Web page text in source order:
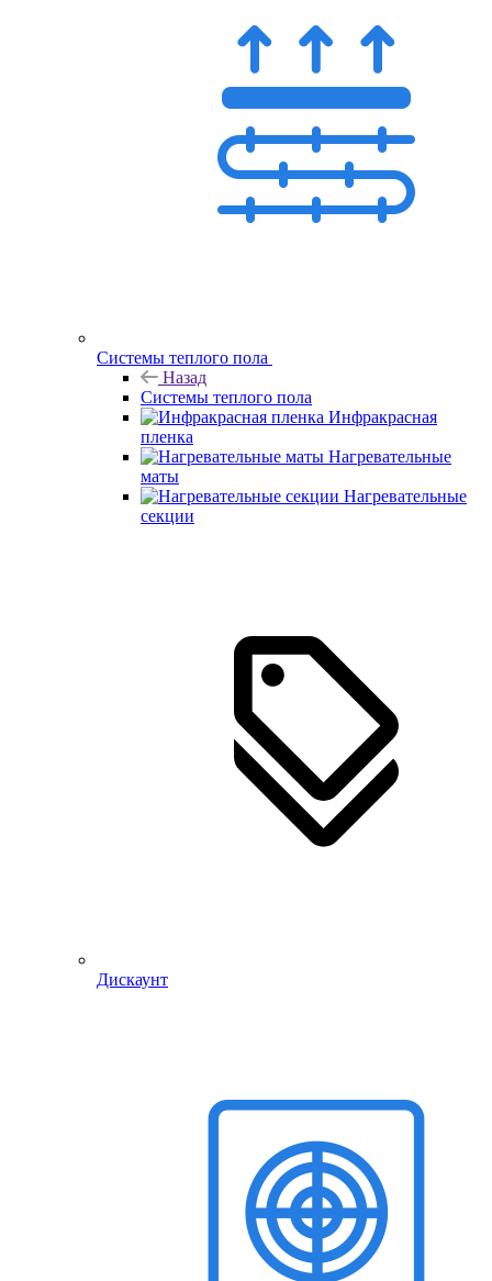
Системы теплого пола
Назад
Системы теплого пола
Инфракрасная
пленка
Нагревательные
маты
Нагревательные
секции
Дискаунт